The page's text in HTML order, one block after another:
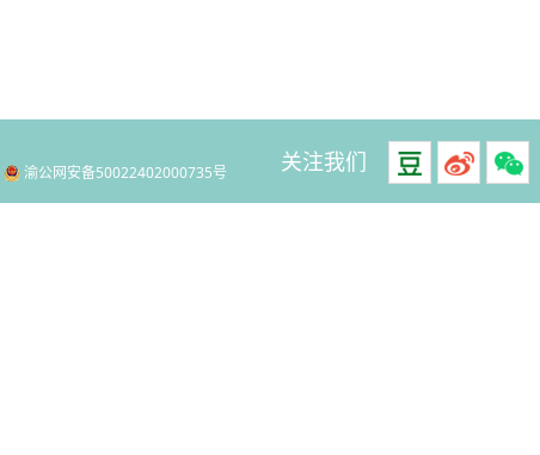
渝公网安备50022402000735号 关注我们